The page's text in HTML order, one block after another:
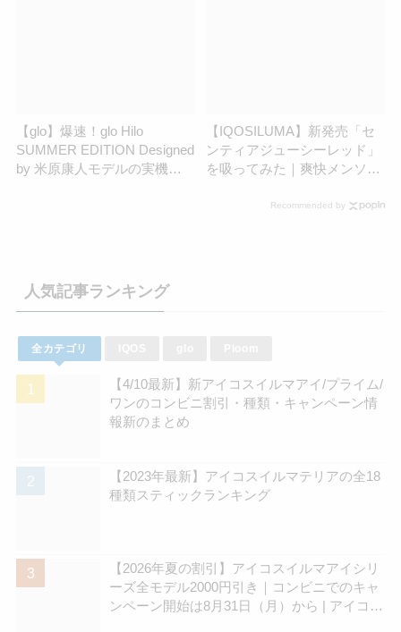
【glo】爆速！glo Hilo
SUMMER EDITION Designed
by 米原康人モデルの実機レ
【IQOSILUMA】新発売「セ
ンティアジューシーレッド」
を吸ってみた｜爽快メンソー
Recommended by
人気記事ランキング
全カテゴリ
【4/10最新】新アイコスイルマアイ/プライム/
ワンのコンビニ割引・種類・キャンペーン情
報新のまとめ
【2023年最新】アイコスイルマテリアの全18
種類スティックランキング
【2026年夏の割引】アイコスイルマアイシリ
ーズ全モデル2000円引き｜コンビニでのキャ
ンペーン開始は8月31日（月）から | アイコス